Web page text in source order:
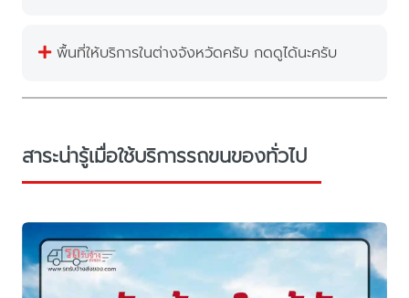
พื้นที่ให้บริการในต่างจังหวัดครับ กดดูได้นะครับ
สาระน่ารู้เมื่อใช้บริการรถขนของทั่วไป